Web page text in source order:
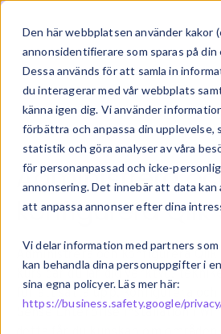
Den här webbplatsen använder kakor
annonsidentifierare som sparas på din
Dessa används för att samla in
du interagerar med vår webbplats
känna igen dig. Vi använder
förbättra och anpassa din upplevelse,
statistik och göra analyser av våra
för personanpassad och icke-personlig
annonsering. Det innebär att data kan
att anpassa annonser efter dina
Vi delar information med partners som
kan behandla dina personuppgifter i
sina egna policyer. Läs mer här:
https://business.safety.google/
Administrera
konfigurera Qlik
Administrera och konfigurera
kurs där du lär dig verktyg,
för att sätta upp, konfigurera och
Sense Enterprise installation i